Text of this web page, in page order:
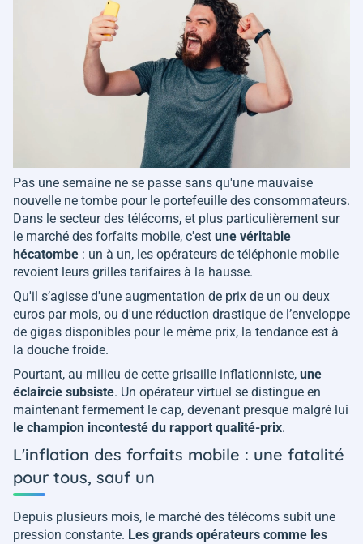
Pas une semaine ne se passe sans qu'une mauvaise
nouvelle ne tombe pour le portefeuille des consommateurs.
Dans le secteur des télécoms, et plus particulièrement sur
le marché des forfaits mobile, c'est une véritable
hécatombe : un à un, les opérateurs de téléphonie mobile
revoient leurs grilles tarifaires à la hausse.
Qu'il s’agisse d'une augmentation de prix de un ou deux
euros par mois, ou d'une réduction drastique de l’enveloppe
de gigas disponibles pour le même prix, la tendance est à
la douche froide.
Pourtant, au milieu de cette grisaille inflationniste, une
éclaircie subsiste. Un opérateur virtuel se distingue en
maintenant fermement le cap, devenant presque malgré lui
le champion incontesté du rapport qualité-prix.
L'inflation des forfaits mobile : une fatalité
pour tous, sauf un
Depuis plusieurs mois, le marché des télécoms subit une
pression constante. Les grands opérateurs comme les